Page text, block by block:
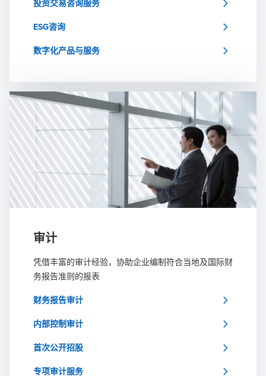
投资交易咨询服务 chevron_right
ESG咨询 chevron_right
数字化产品与服务 chevron_right
审计
凭借丰富的审计经验，协助企业编制符合当地及国际财
务报告准则的报表
财务报告审计 chevron_right
内部控制审计 chevron_right
首次公开招股 chevron_right
专项审计服务 chevron_right